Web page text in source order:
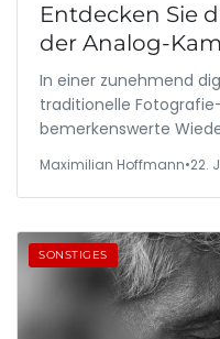
Entdecken Sie
der Analog-
In einer zunehmend
traditionelle
bemerkenswerte
Maximilian Hoffmann•22.
SONSTIGES